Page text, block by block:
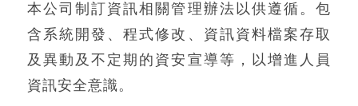
本公司制訂資訊相關管理辦法以供遵循。包
含系統開發、程式修改、資訊資料檔案存取
及異動及不定期的資安宣導等，以增進人員
資訊安全意識。